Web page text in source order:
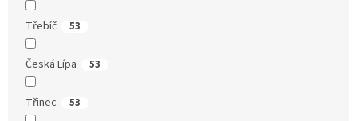
Třebíč 53
Česká Lípa 53
Třinec 53